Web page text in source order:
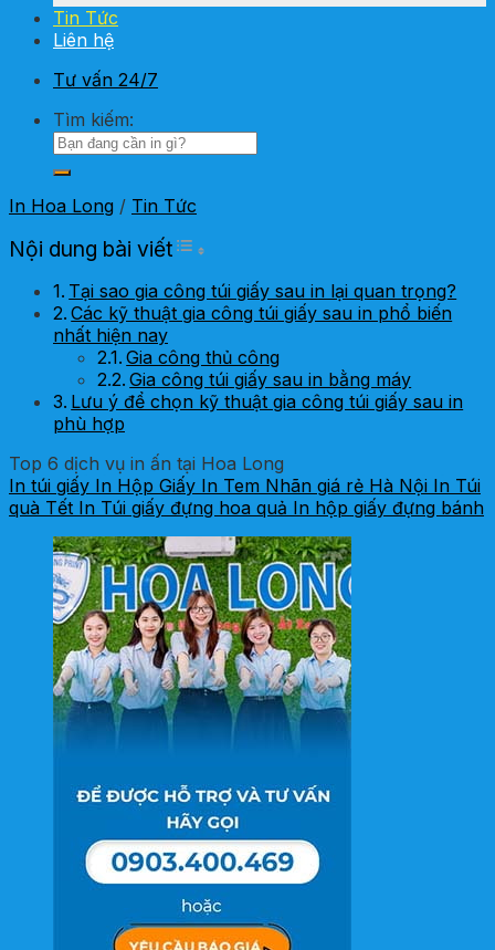
Tin Tức
Liên hệ
Tư vấn 24/7
Tìm kiếm:
In Hoa Long / Tin Tức
Nội dung bài viết Toggle Table of Content
Tại sao gia công túi giấy sau in lại quan trọng?
Các kỹ thuật gia công túi giấy sau in phổ biến
nhất hiện nay
Gia công thủ công
Gia công túi giấy sau in bằng máy
Lưu ý để chọn kỹ thuật gia công túi giấy sau in
phù hợp
Top 6 dịch vụ in ấn tại Hoa Long
In túi giấy In Hộp Giấy In Tem Nhãn giá rẻ Hà Nội In Túi
quà Tết In Túi giấy đựng hoa quả In hộp giấy đựng bánh